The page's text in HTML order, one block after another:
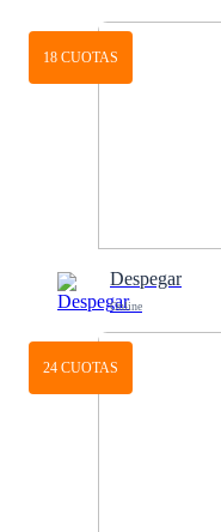
18 CUOTAS
Despegar
Online
24 CUOTAS